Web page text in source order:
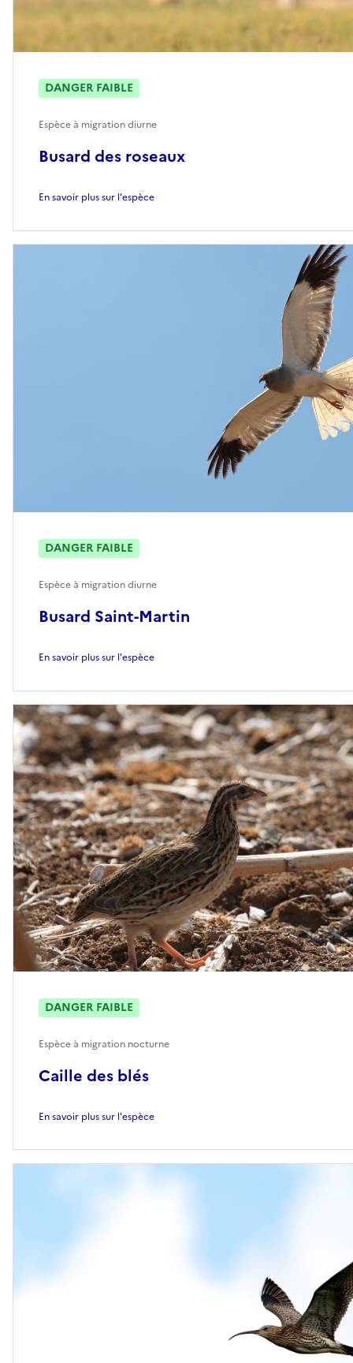
Busard des roseaux
DANGER FAIBLE
Espèce à migration diurne
En savoir plus sur l'espèce
Busard Saint-Martin
DANGER FAIBLE
Espèce à migration diurne
En savoir plus sur l'espèce
Caille des blés
DANGER FAIBLE
Espèce à migration nocturne
En savoir plus sur l'espèce